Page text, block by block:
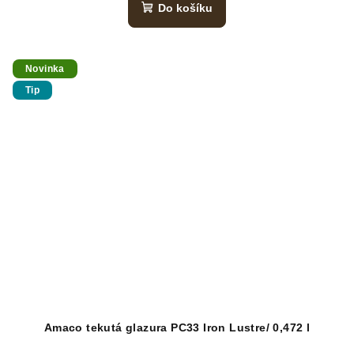
Do košíku
Novinka
Tip
Amaco tekutá glazura PC33 Iron Lustre/ 0,472 l